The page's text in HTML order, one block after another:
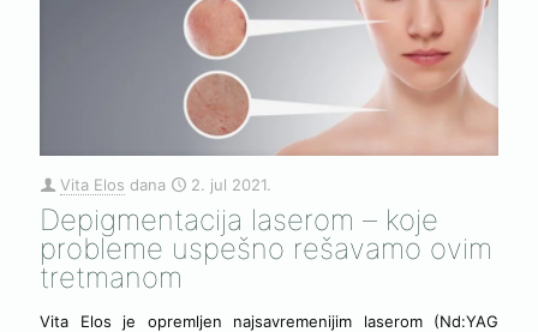
Vita Elos dana 2. jul 2021.
Depigmentacija laserom – koje
probleme uspešno rešavamo ovim
tretmanom
Vita Elos je opremljen najsavremenijim laserom (Nd:YAG